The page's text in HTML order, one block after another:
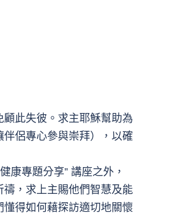
此失彼。求主耶穌幫助為
侶專心參與崇拜），以確
康專題分享” 講座之外，
，求上主賜他們智慧及能
得如何藉探訪適切地關懷